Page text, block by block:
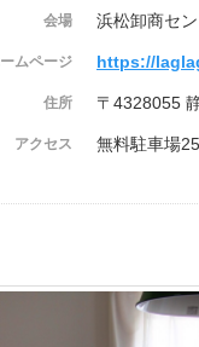
会場 浜松卸商セ
ムページ https://
住所 〒4328055
アクセス 無料駐車場